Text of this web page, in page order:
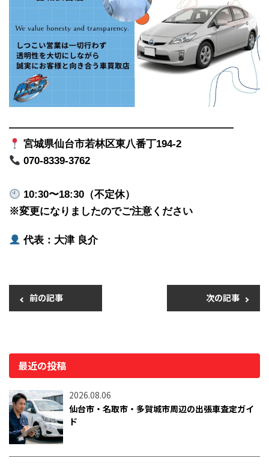
――――――――――――――――――――――
宮城県仙台市若林区東八番丁194-2
070-8339-3762
10:30〜18:30（不定休）
※変更になりましたのでご注意ください
代表：大津 良介
前の記事 次の記事
最近の投稿
2026.08.06
仙台市・名取市・多賀城市周辺の出張車査定ガイ
ド